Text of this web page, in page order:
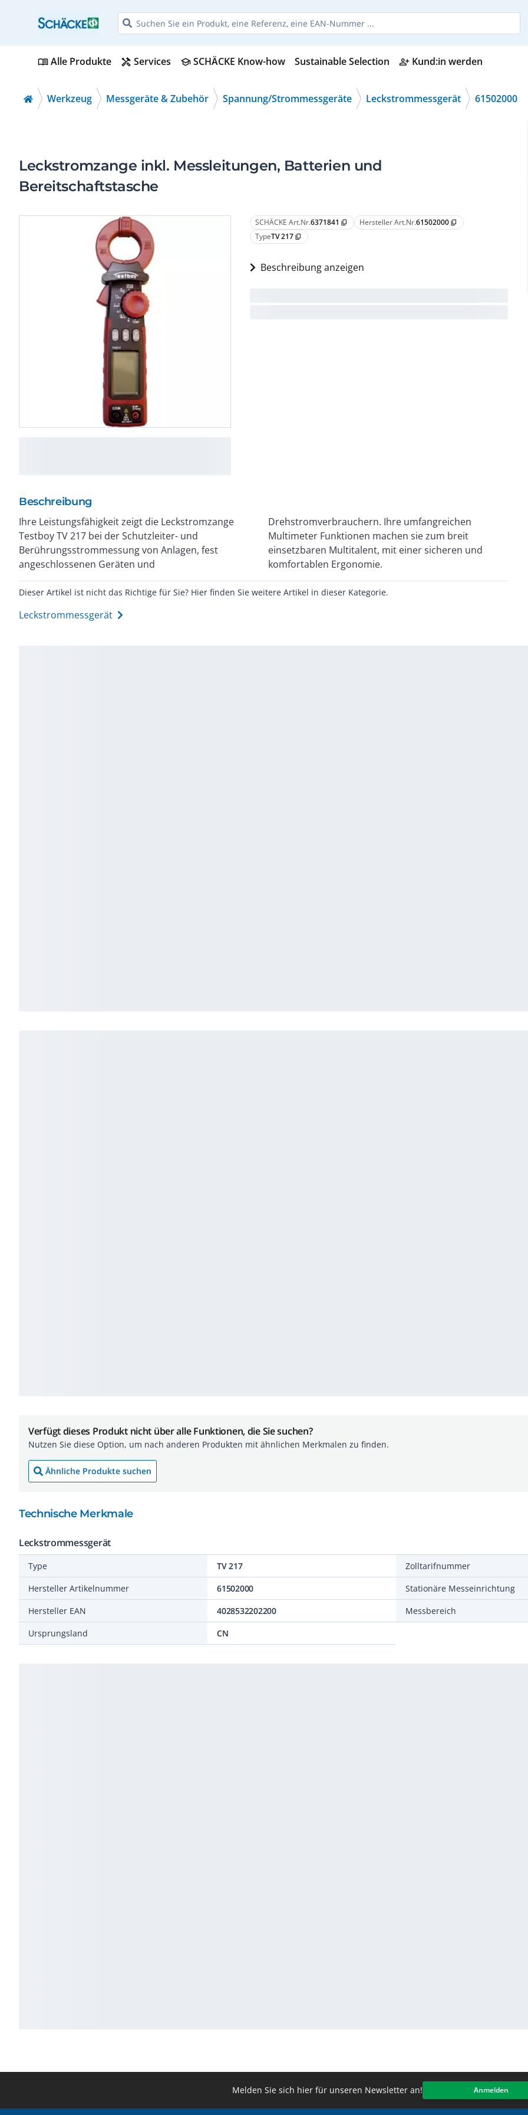
menu_bookAlle Produkte handyman Services schoolSCHÄCKE Know-how Sustainable Selection person_add_alt Kund:in werden
Werkzeug Messgeräte & Zubehör Spannung/Strommessgeräte Leckstrommessgerät 61502000
Leckstromzange inkl. Messleitungen, Batterien und
Bereitschaftstasche
SCHÄCKE Art.Nr.6371841 content_copy Hersteller Art.Nr.61502000 content_copy
TypeTV 217 content_copy
Beschreibung anzeigen
Beschreibung
Ihre Leistungsfähigkeit zeigt die Leckstromzange
Testboy TV 217 bei der Schutzleiter- und
Berührungsstrommessung von Anlagen, fest
angeschlossenen Geräten und
Drehstromverbrauchern. Ihre umfangreichen
Multimeter Funktionen machen sie zum breit
einsetzbaren Multitalent, mit einer sicheren und
komfortablen Ergonomie.
Dieser Artikel ist nicht das Richtige für Sie? Hier finden Sie weitere Artikel in dieser Kategorie.
Leckstrommessgerät
Verfügt dieses Produkt nicht über alle Funktionen, die Sie suchen?
Nutzen Sie diese Option, um nach anderen Produkten mit ähnlichen Merkmalen zu finden.
Ähnliche Produkte suchen
Technische Merkmale
Leckstrommessgerät
Type
TV 217
Hersteller Artikelnummer
61502000
Hersteller EAN
4028532202200
Ursprungsland
CN
Zolltarifnummer
Stationäre Messeinrichtung
Messbereich
Melden Sie sich hier für unseren Newsletter an! Anmelden